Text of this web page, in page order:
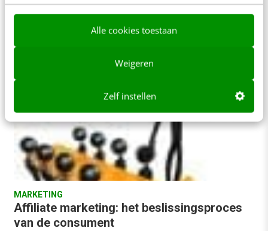
Alle cookies toestaan
Weigeren
Zelf instellen
MARKETING
Affiliate marketing: het beslissingsproces
van de consument